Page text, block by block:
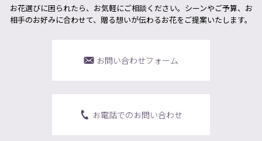
お花選びに困られたら、お気軽にご相談ください。シーンやご予算、お
相手のお好みに合わせて、贈る想いが伝わるお花をご提案いたします。
お問い合わせフォーム
お電話でのお問い合わせ